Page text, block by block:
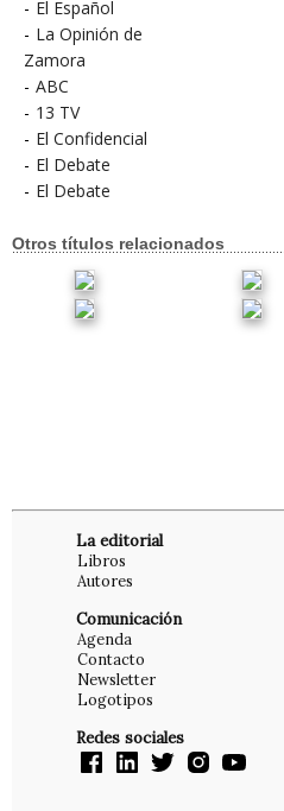
- El Español
- La Opinión de
Zamora
- ABC
- 13 TV
- El Confidencial
- El Debate
- El Debate
Otros títulos relacionados
La editorial
Libros
Autores
Comunicación
Agenda
Contacto
Newsletter
Logotipos
Redes sociales